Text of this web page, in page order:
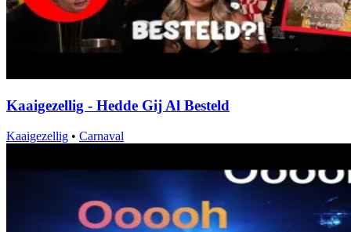
Kaaigezellig - Hedde Gij Al Besteld
Kaaigezellig • Carnaval